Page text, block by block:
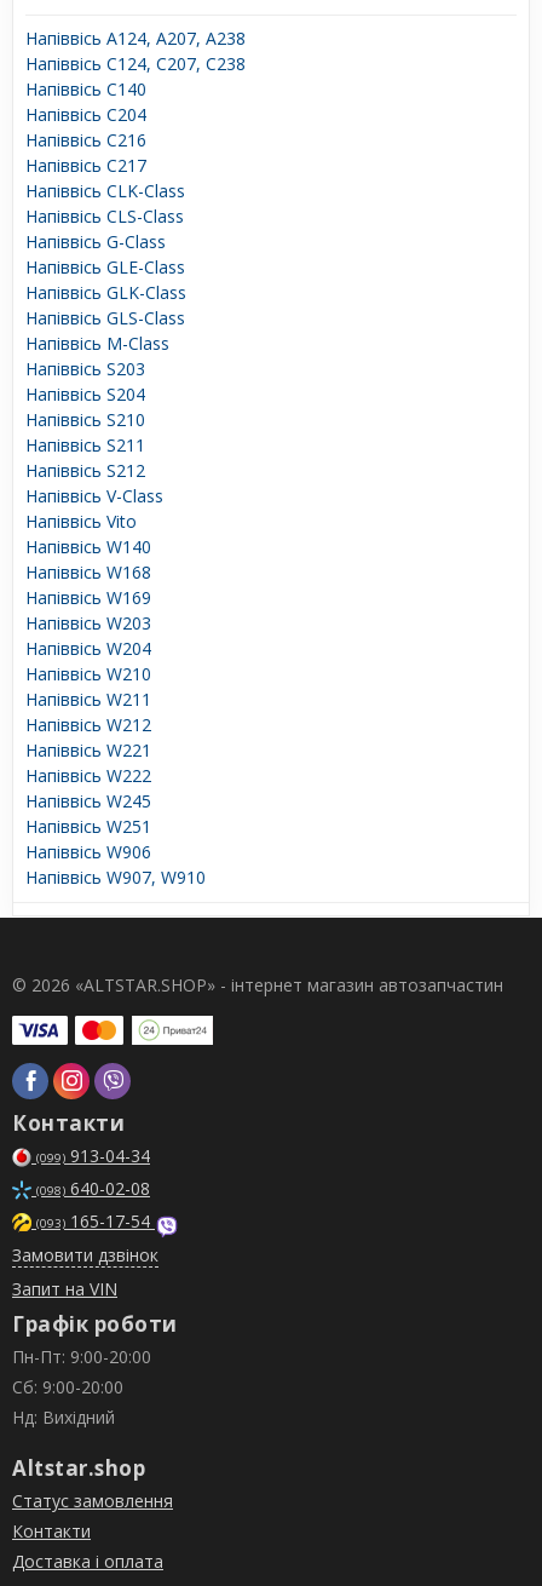
Напіввісь A124, A207, A238
Напіввісь C124, C207, C238
Напіввісь C140
Напіввісь C204
Напіввісь C216
Напіввісь C217
Напіввісь CLK-Class
Напіввісь CLS-Class
Напіввісь G-Class
Напіввісь GLE-Class
Напіввісь GLK-Class
Напіввісь GLS-Class
Напіввісь M-Class
Напіввісь S203
Напіввісь S204
Напіввісь S210
Напіввісь S211
Напіввісь S212
Напіввісь V-Class
Напіввісь Vito
Напіввісь W140
Напіввісь W168
Напіввісь W169
Напіввісь W203
Напіввісь W204
Напіввісь W210
Напіввісь W211
Напіввісь W212
Напіввісь W221
Напіввісь W222
Напіввісь W245
Напіввісь W251
Напіввісь W906
Напіввісь W907, W910
© 2026 «ALTSTAR.SHOP» - інтернет магазин автозапчастин
Контакти
(099) 913-04-34
(098) 640-02-08
(093) 165-17-54
Замовити дзвінок
Запит на VIN
Графік роботи
Пн-Пт: 9:00-20:00
Сб: 9:00-20:00
Нд: Вихідний
Altstar.shop
Статус замовлення
Контакти
Доставка і оплата